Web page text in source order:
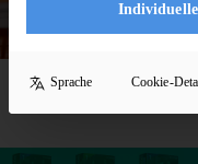
Sprache Cookie-